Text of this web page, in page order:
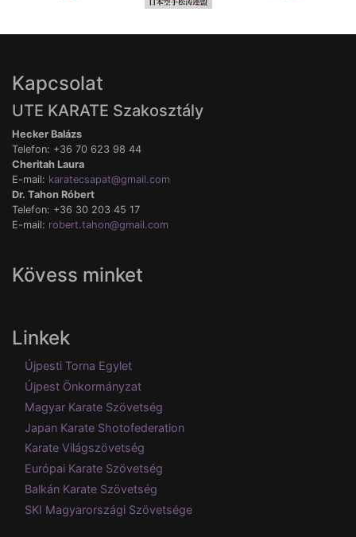
Kapcsolat
UTE KARATE Szakosztály
Hecker Balázs
Telefon: +36 70 623 98 44
Cheritah Laura
E-mail: karatecsapat@gmail.com
Dr. Tahon Róbert
Telefon: +36 30 203 45 17
E-mail: robert.tahon@gmail.com
Kövess minket
Linkek
Újpesti Torna Egylet
Újpest Önkormányzat
Magyar Karate Szövetség
Japan Karate Shotofederation
Karate Világszövetség
Európai Karate Szövetség
Balkán Karate Szövetség
SKI Magyarországi Szövetsége